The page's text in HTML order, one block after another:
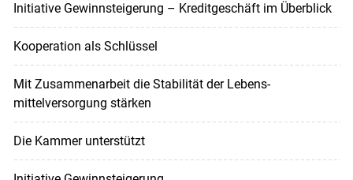
Initiative Gewinnsteigerung – Kreditgeschäft im Überblick
Kooperation als Schlüssel
Mit Zusammenarbeit die Stabilität der Lebens-
mittelversorgung stärken
Die Kammer unterstützt